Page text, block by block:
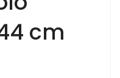
cm